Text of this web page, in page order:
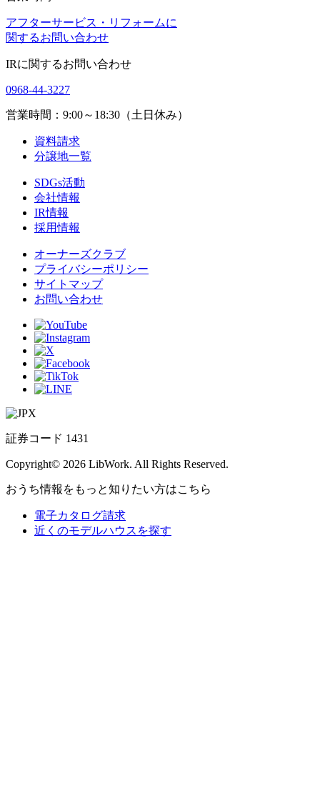
アフターサービス・リフォームに
関するお問い合わせ
IRに関するお問い合わせ
0968-44-3227
営業時間：9:00～18:30（土日休み）
資料請求
分譲地一覧
SDGs活動
会社情報
IR情報
採用情報
オーナーズクラブ
プライバシーポリシー
サイトマップ
お問い合わせ
証券コード 1431
Copyright© 2026 LibWork. All Rights Reserved.
おうち情報をもっと知りたい方はこちら
電子カタログ請求
近くのモデルハウスを探す